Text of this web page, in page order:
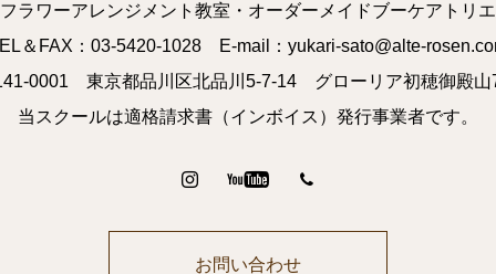
フラワーアレンジメント教室・オーダーメイドブーケアトリエ
＆FAX：03-5420-1028 E-mail：yukari-sato@alte-
0001 東京都品川区北品川5-7-14 グローリア初穂御殿山
当スクールは適格請求書（インボイス）発行事業者です。
お問い合わせ